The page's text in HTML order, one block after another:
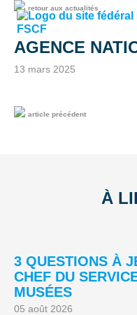
retour aux actualités
AGENCE
13 mars 2025
article précédent
À
3 QUESTIONS À
CHEF DU
MUSÉES
05 août 2026